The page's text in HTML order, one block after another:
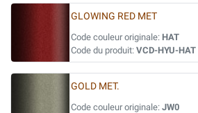
GLOWING RED MET
Code couleur originale: HAT
Code du produit: VCD-HYU-HAT
GOLD MET.
Code couleur originale: JW0